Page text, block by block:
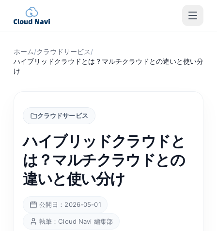
ホーム/クラウドサービス/
ハイブリッドクラウドとは？マルチクラウドとの違いと使い分
け
クラウドサービス
ハイブリッドクラウドと
は？マルチクラウドとの
違いと使い分け
公開日：2026-05-01
執筆：Cloud Navi 編集部